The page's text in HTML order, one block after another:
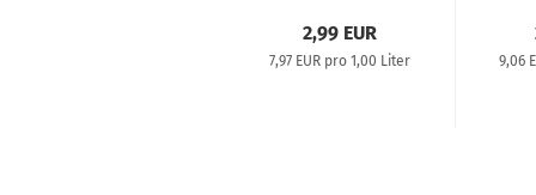
2,99 EUR
7,97 EUR pro 1,00 Liter 9,06